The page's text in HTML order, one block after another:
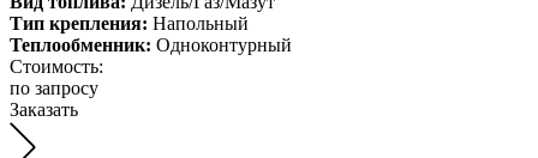
Тип крепления: Напольный
Теплообменник: Одноконтурный
Стоимость:
по запросу
Заказать